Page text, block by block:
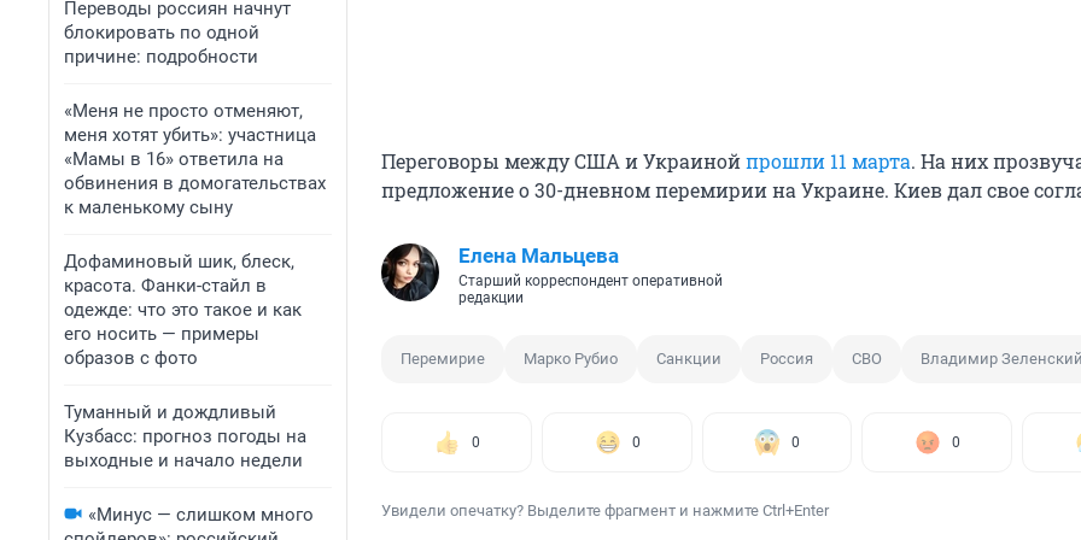
Переводы россиян начнут
блокировать по одной
причине: подробности
«Меня не просто отменяют,
меня хотят убить»: участница
«Мамы в 16» ответила на
обвинения в домогательствах
к маленькому сыну
Дофаминовый шик, блеск,
красота. Фанки-стайл в
одежде: что это такое и как
его носить — примеры
образов с фото
Туманный и дождливый
Кузбасс: прогноз погоды на
выходные и начало недели
«Минус — слишком много
Переговоры между США и Украинойпрошли 11 марта. На них
предложение о 30-дневном перемирии на Украине. Киев дал свое
Елена Мальцева
Старший корреспондент оперативной
редакции
Перемирие Марко Рубио Санкции Россия СВО Владимир Зеленский
0 0 0 0
Увидели опечатку? Выделите фрагмент и нажмите Ctrl+Enter